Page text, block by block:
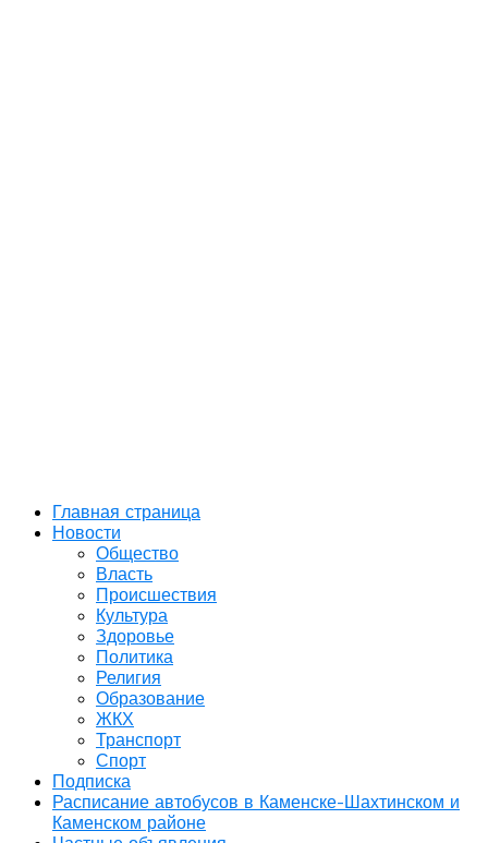
Главная страница
Новости
Общество
Власть
Происшествия
Культура
Здоровье
Политика
Религия
Образование
ЖКХ
Транспорт
Спорт
Подписка
Расписание автобусов в Каменске-Шахтинском и
Каменском районе